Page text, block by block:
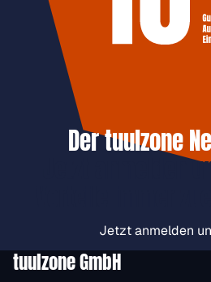
Der tuulzone
Jetzt anmelden
Jetzt anmelden
tuulzone GmbH